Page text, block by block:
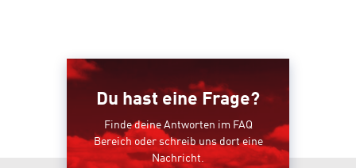
Du hast eine Frage?
Finde deine Antworten im FAQ
Bereich oder schreib uns dort eine
Nachricht.